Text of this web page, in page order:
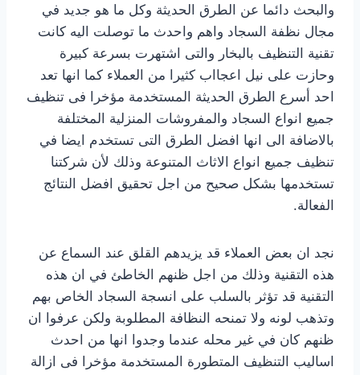
والبحث دائما عن الطرق الحديثة وكل ما هو جديد في
مجال نظفة السجاد واهم واحدث ما توصلت اليه كانت
تقنية التنظيف بالبخار والتى اشتهرت بسرعة كبيرة
وحازت على نيل اعجااب كثيرا من العملاء كما انها تعد
احد أسرع الطرق الحديثة المستخدمة مؤخرا فى تنظيف
جميع انواع السجاد والمفروشات المنزلية المختلفة
بالاضافة الى انها افضل الطرق التى تستخدم ايضا في
تنظيف جميع انواع الاثاث المتنوعة وذلك لأن شركتنا
تستخدمها بشكل صحيح من اجل تحقيق افضل النتائج
الفعالة.
نجد ان بعض العملاء قد يزيدهم القلق عند السماع عن
هذه التقنية وذلك من اجل ظنهم الخاطئ في ان هذه
التقنية قد تؤثر بالسلب على انسجة السجاد الخاص بهم
وتذهب لونه ولا تمنحه النظافة المطلوبة ولكن عرفوا ان
ظنهم كان في غير محله عندما وجدوا انها من احدث
اساليب التنظيف المتطورة المستخدمة مؤخرا فى ازالة